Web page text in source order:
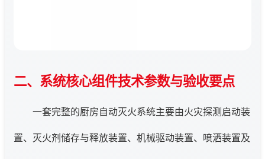
二、系统核心组件技术参数与验收要点
一套完整的厨房自动灭火系统主要由火灾探测启动装
置、灭火剂储存与释放装置、机械驱动装置、喷洒装置及